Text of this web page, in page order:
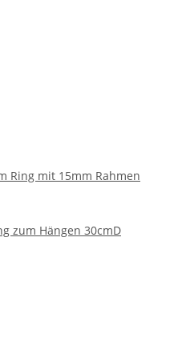
Ring mit 15mm Rahmen